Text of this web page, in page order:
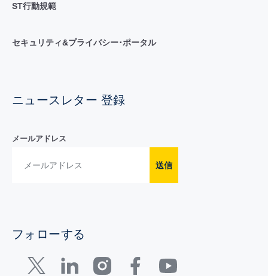
ST行動規範
セキュリティ&プライバシー･ポータル
ニュースレター 登録
メールアドレス
送信
フォローする